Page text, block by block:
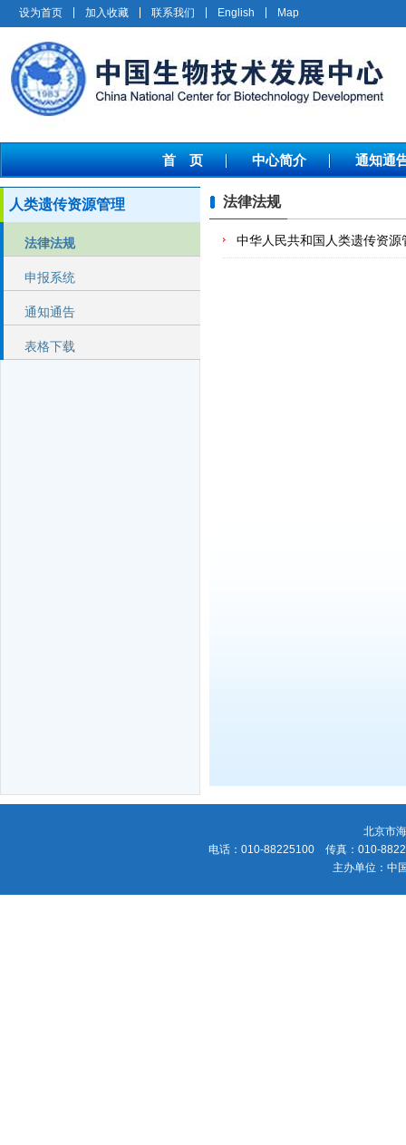
设为首页 加入收藏 联系我们 English Map
首 页 中心简介 通知通
人类遗传资源管理
法律法规
申报系统
通知通告
表格下载
法律法规
中华人民共和国人类遗传资源
北京市
电话：010-88225100 传真：010-
主办单位：中